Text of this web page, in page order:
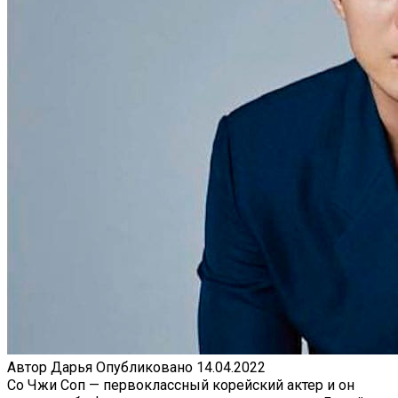
Автор Дарья Опубликовано 14.04.2022
Со Чжи Соп — первоклассный корейский актер и он